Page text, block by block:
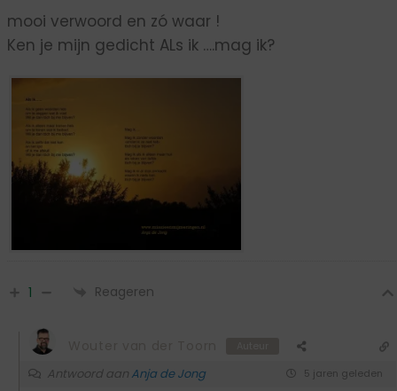
mooi verwoord en zó waar !
Ken je mijn gedicht ALs ik ….mag ik?
1 Reageren
Antwoord aan Anja de Jong 5 jaren geleden